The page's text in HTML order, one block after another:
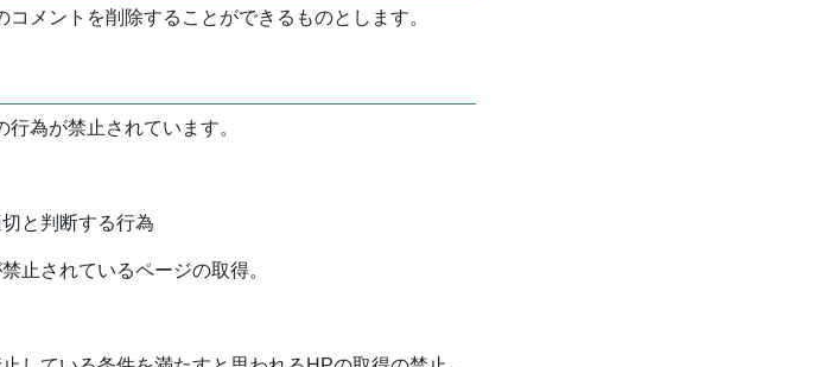
メントを削除することができるものとします。
為が禁止されています。
と判断する行為
止されているページの取得。